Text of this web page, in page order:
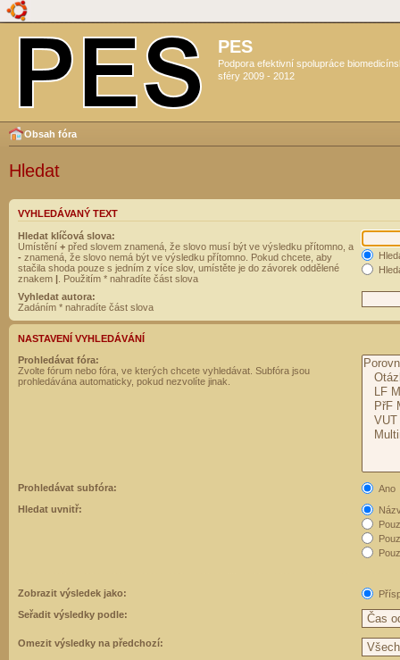
PES
Podpora efektivní spolupráce
sféry 2009 - 2012
Obsah fóra
Hledat
VYHLEDÁVANÝ TEXT
Hledat klíčová slova:
Umístění + před slovem znamená, že slovo musí být ve výsledku přítomno, a
- znamená, že slovo nemá být ve výsledku přítomno. Pokud chcete, aby
stačila shoda pouze s jedním z více slov, umístěte je do závorek oddělené
znakem | . Použitím * nahradíte část slova
Vyhledat autora:
Zadáním * nahradíte část slova
NASTAVENÍ VYHLEDÁVÁNÍ
Prohledávat fóra:
Zvolte fórum nebo fóra, ve kterých chcete vyhledávat. Subfóra jsou
prohledávána automaticky, pokud nezvolíte jinak.
Prohledávat subfóra:
Ano
Hledat uvnitř:
Zobrazit výsledek jako:
Seřadit výsledky podle:
Omezit výsledky na předchozí: